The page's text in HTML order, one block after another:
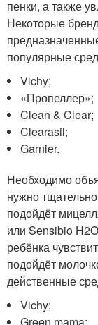
пенки, а также
Некоторые
популярные
Vichy;
«Пропеллер»;
Clean & Clear;
Clearasil;
Garnier.
Необходимо
нужно
подойдёт
или Sensibio
ребёнка
подойдёт
действенные
Vichy;